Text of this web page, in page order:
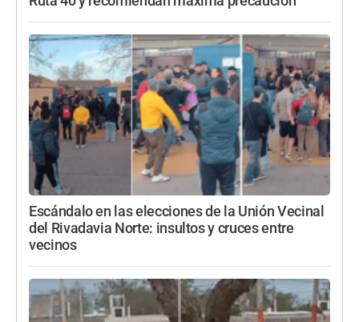
Escándalo en las elecciones de la Unión Vecinal
del Rivadavia Norte: insultos y cruces entre
vecinos